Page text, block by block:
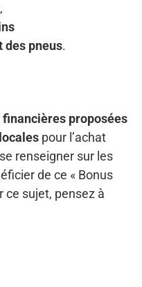
,
des pneus.
financières proposées
pour l’achat
renseigner sur les
de ce « Bonus
ce sujet, pensez à